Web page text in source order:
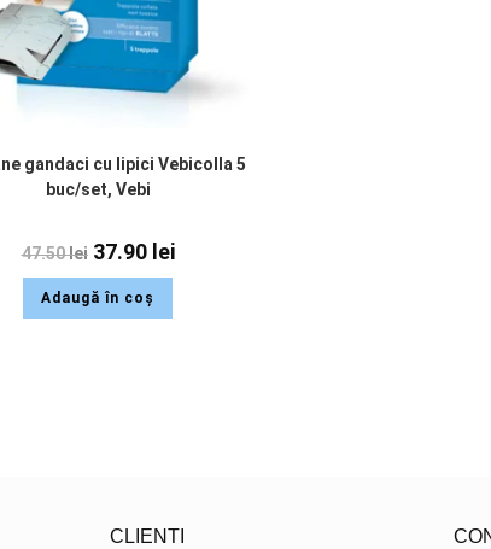
gandaci cu lipici Vebicolla 5
buc/set, Vebi
47.50lei 37.90 lei
Adaugă în coș
CLIENTI